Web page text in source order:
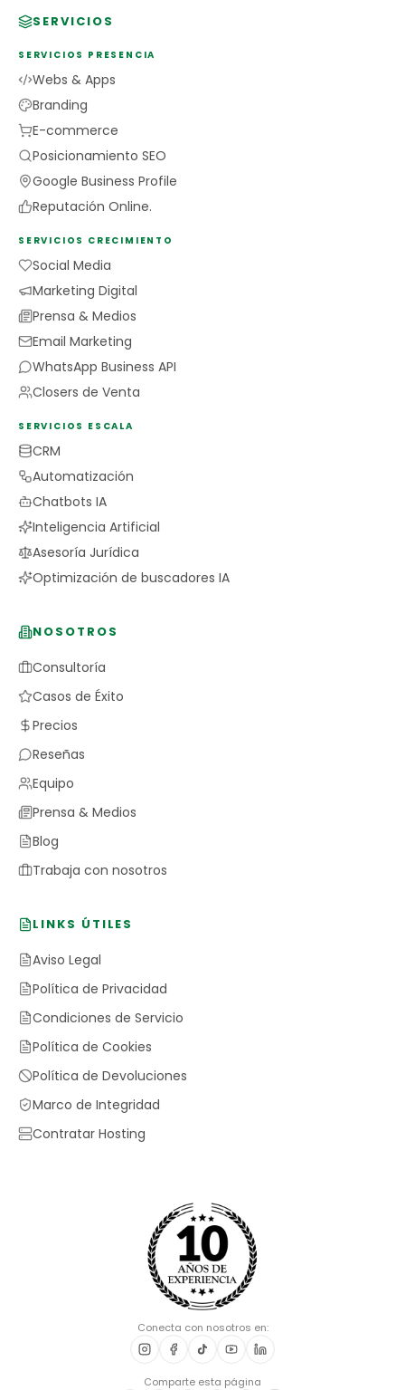
SERVICIOS
SERVICIOS PRESENCIA
Webs & Apps
Branding
E-commerce
Posicionamiento SEO
Google Business Profile
Reputación Online.
SERVICIOS CRECIMIENTO
Social Media
Marketing Digital
Prensa & Medios
Email Marketing
WhatsApp Business API
Closers de Venta
SERVICIOS ESCALA
CRM
Automatización
Chatbots IA
Inteligencia Artificial
Asesoría Jurídica
Optimización de buscadores IA
NOSOTROS
Consultoría
Casos de Éxito
Precios
Reseñas
Equipo
Prensa & Medios
Blog
Trabaja con nosotros
LINKS ÚTILES
Aviso Legal
Política de Privacidad
Condiciones de Servicio
Política de Cookies
Política de Devoluciones
Marco de Integridad
Contratar Hosting
Conecta con nosotros en:
Comparte esta página